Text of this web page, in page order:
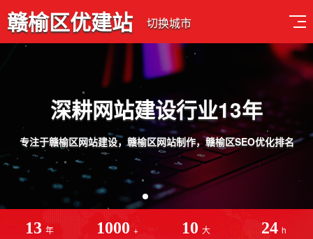
赣榆区优建站 切换城市
多端合一
响应式网站架构，兼容PC端、
13 年
1000 +
10 大
24 h